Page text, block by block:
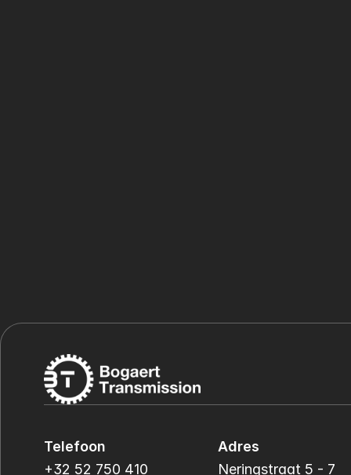
Telefoon
+32 52 750 410
Adres
Neringstraat 5 - 7